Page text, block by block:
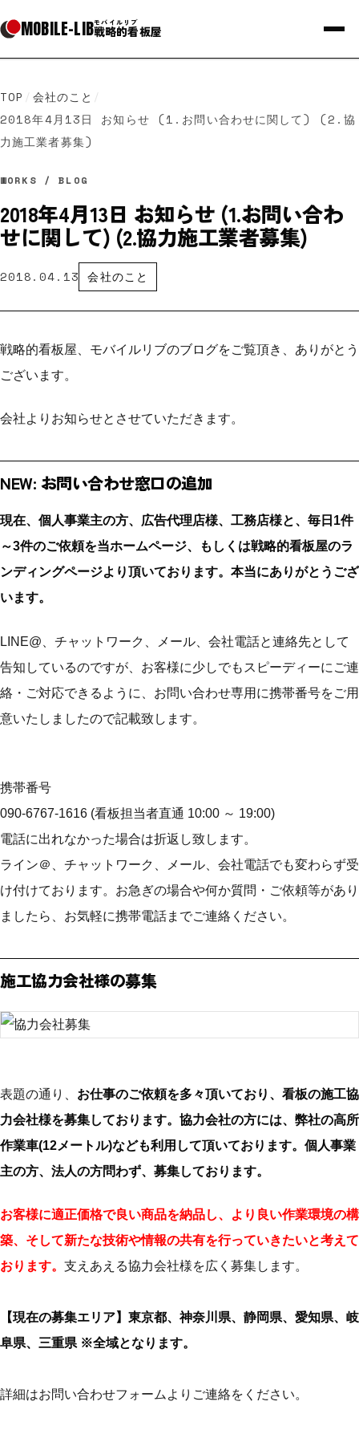
MOBILE-LIBモバイルリブ
戦略的看板屋
TOP / 会社のこと /
2018年4月13日 お知らせ (1.お問い合わせに関して) (2.協
力施工業者募集)
WORKS / BLOG
2018年4月13日 お知らせ (1.お問い合わ
せに関して) (2.協力施工業者募集)
2018.04.13 会社のこと
戦略的看板屋、モバイルリブのブログをご覧頂き、ありがとう
ございます。
会社よりお知らせとさせていただきます。
NEW: お問い合わせ窓口の追加
現在、個人事業主の方、広告代理店様、工務店様と、毎日1件
～3件のご依頼を当ホームページ、もしくは戦略的看板屋のラ
ンディングページより頂いております。本当にありがとうござ
います。
LINE@、チャットワーク、メール、会社電話と連絡先として
告知しているのですが、お客様に少しでもスピーディーにご連
絡・ご対応できるように、お問い合わせ専用に携帯番号をご用
意いたしましたので記載致します。
携帯番号
090-6767-1616 (看板担当者直通 10:00 ～ 19:00)
電話に出れなかった場合は折返し致します。
ライン＠、チャットワーク、メール、会社電話でも変わらず受
け付けております。お急ぎの場合や何か質問・ご依頼等があり
ましたら、お気軽に携帯電話までご連絡ください。
施工協力会社様の募集
表題の通り、 お仕事のご依頼を多々頂いており、看板の施工協
力会社様を募集しております。協力会社の方には、弊社の高所
作業車(12メートル)なども利用して頂いております。個人事業
主の方、法人の方問わず、募集しております。
お客様に適正価格で良い商品を納品し、より良い作業環境の構
築、そして新たな技術や情報の共有を行っていきたいと考えて
おります。 支えあえる協力会社様を広く募集します。
【現在の募集エリア】東京都、神奈川県、静岡県、愛知県、岐
阜県、三重県 ※全域となります。
詳細はお問い合わせフォームよりご連絡をください。